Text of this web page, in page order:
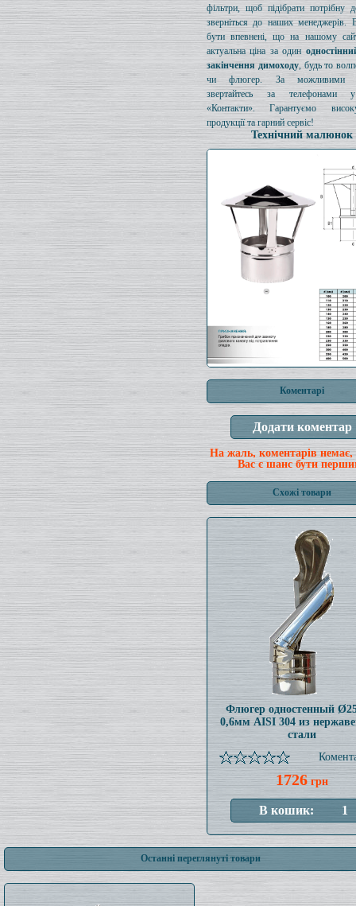
фільтри, щоб підібрати потрібну
зверніться до наших менеджерів.
бути впевнені, що на нашому
актуальна ціна за один
закінчення димоходу, будь то
чи флюгер. За можливими
звертайтесь за телефонами
«Контакти». Гарантуємо
продукції та гарний сервіс!
Технічний малюнок
Коментарі
На жаль, коментарів немає,
Вас є шанс бути
Схожі товари
Флюгер одностенный
0,6мм AISI 304 из
стали
1726 грн
Останні переглянуті товари